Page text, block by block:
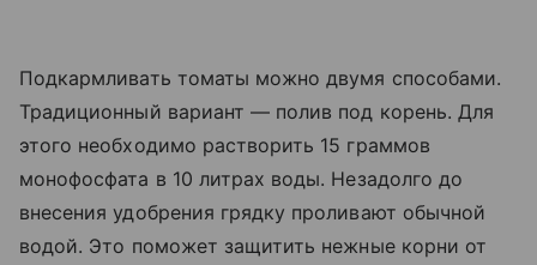
Подкармливать томаты можно двумя способами.
Традиционный вариант — полив под корень. Для
этого необходимо растворить 15 граммов
монофосфата в 10 литрах воды. Незадолго до
внесения удобрения грядку проливают обычной
водой. Это поможет защитить нежные корни от